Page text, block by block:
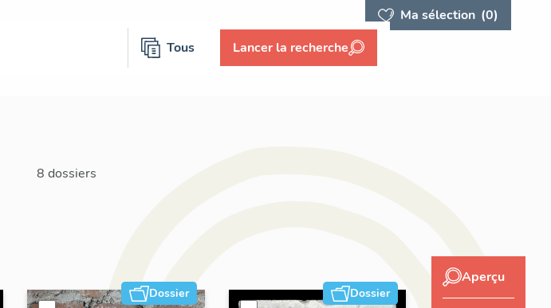
Ma sélection (0)
Tous Lancer la recherche
8 dossiers
Dossier Dossier
Aperçu